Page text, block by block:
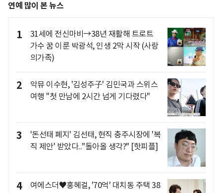
연예 많이 본 뉴스
1
31세에 전신마비→38년 재활해 트로트
가수 꿈 이룬 박광석, 인생 2막 시작 (사랑
의가족)
2
악뮤 이수현, '김성주子' 김민국과 스위스
여행 "첫 만남에 2시간 넘게 기다렸다"
3
'돈선태 폐지' 김선태, 현직 충주시장에 '복
직 제안' 받았다.."돌아올 생각?" [핫피플]
4
여에스더♥홍혜걸, '70억' 대치동 주택 38